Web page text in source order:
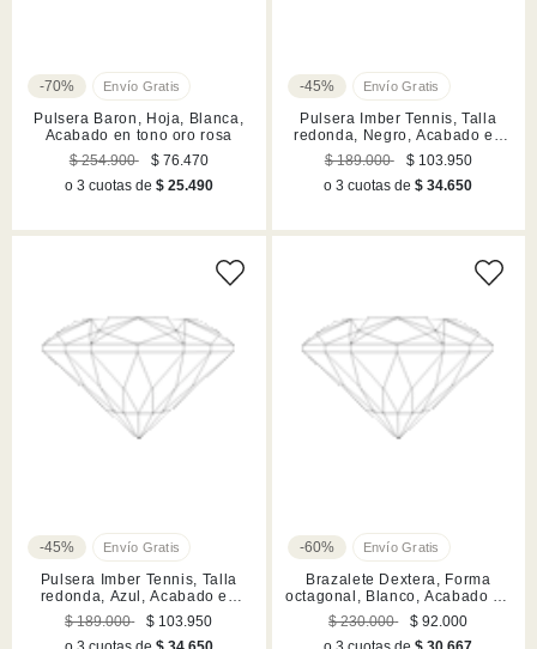
-70%
Pulsera Baron, Hoja, Blanca,
Acabado en tono oro rosa
$ 254.900
$ 76.470
o 3 cuotas de $ 25.490
-45%
Pulsera Imber Tennis, Talla
redonda, Negro, Acabado en
rutenio
$ 189.000
$ 103.950
o 3 cuotas de$ 34.650
-45%
Pulsera Imber Tennis, Talla
redonda, Azul, Acabado en
tono oro
$ 189.000
$ 103.950
-60%
Brazalete Dextera, Forma
octagonal, Blanco, Acabado en
rodio
$ 230.000
$ 92.000